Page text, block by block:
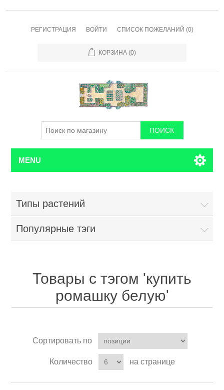
РЕГИСТРАЦИЯ ВОЙТИ СПИСОК ПОЖЕЛАНИЙ (0)
КОРЗИНА (0)
MENU
Типы растений
Популярные тэги
Товары с тэгом 'купить
ромашку белую'
Сортировать по
Количество на странице